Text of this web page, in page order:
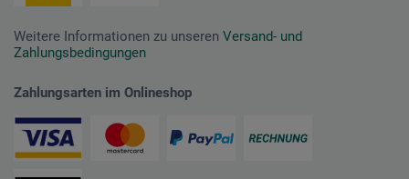
Weitere Informationen zu unseren Versand- und
Zahlungsbedingungen
Zahlungsarten im Onlineshop